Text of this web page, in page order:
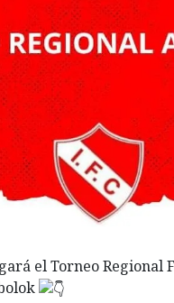
el Torneo Regional